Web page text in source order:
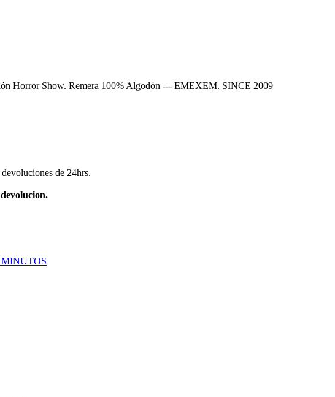
Horror Show. Remera 100% Algodón --- EMEXEM. SINCE 2009
de 24hrs.